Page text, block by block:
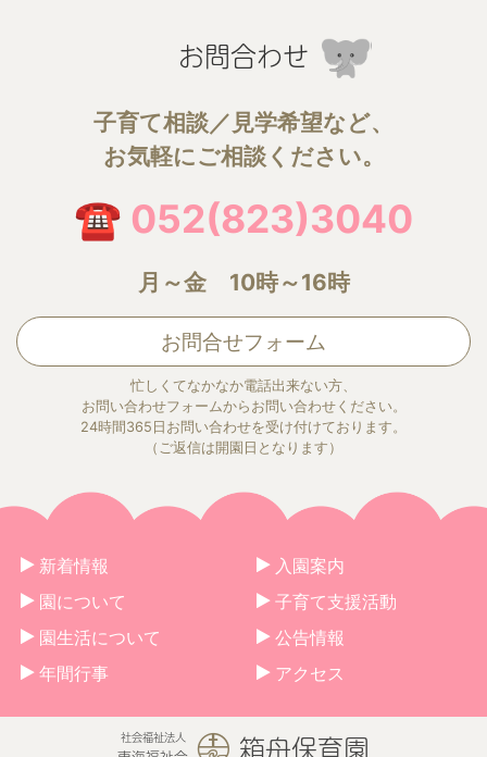
お問合わせ
子育て相談／見学希望など、
お気軽にご相談ください。
☎ 052(823)3040
月～金 10時～16時
お問合せフォーム
忙しくてなかなか電話出来ない方、
お問い合わせフォームからお問い合わせください。
24時間365日お問い合わせを受け付けております。
（ご返信は開園日となります）
新着情報
園について
園生活について
年間行事
入園案内
子育て支援活動
公告情報
アクセス
社会福祉法人 箱舟保育園